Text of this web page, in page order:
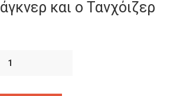
και ο Τανχόιζερ